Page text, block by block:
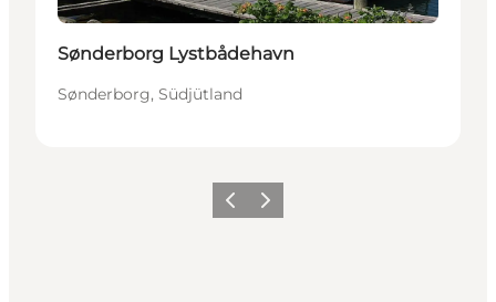
Sønderborg Lystbådehavn
Sønderborg, Südjütland
ZurückWeiter